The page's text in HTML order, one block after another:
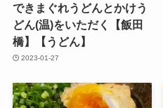
できまぐれうどんとかけう
どん(温)をいただく【飯田
橋】【うどん】
2023-01-27